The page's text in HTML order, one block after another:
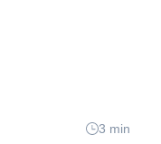
3 min